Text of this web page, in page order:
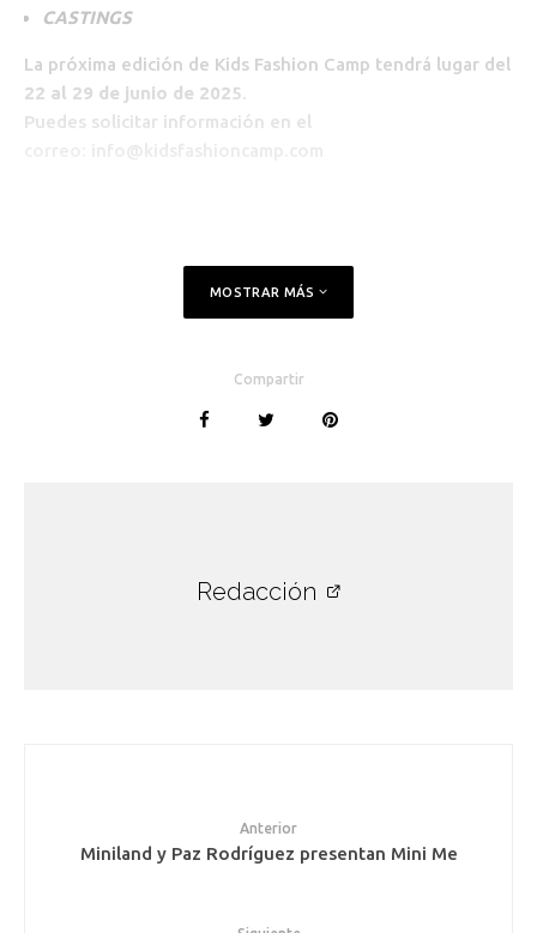
CASTINGS
La próxima edición de Kids Fashion Camp tendrá lugar del
22 al 29 de junio de 2025.
Puedes solicitar información en el
MOSTRAR MÁS
Compartir
Redacción
Anterior
Miniland y Paz Rodríguez presentan Mini Me